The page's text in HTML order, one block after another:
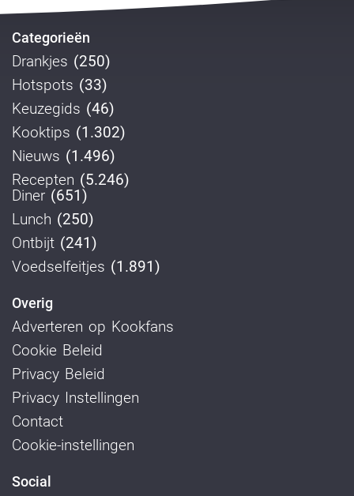
Categorieën
Drankjes (250)
Hotspots (33)
Keuzegids (46)
Kooktips (1.302)
Nieuws (1.496)
Recepten (5.246)
Diner (651)
Lunch (250)
Ontbijt (241)
Voedselfeitjes (1.891)
Overig
Adverteren op Kookfans
Cookie Beleid
Privacy Beleid
Privacy Instellingen
Contact
Cookie-instellingen
Social